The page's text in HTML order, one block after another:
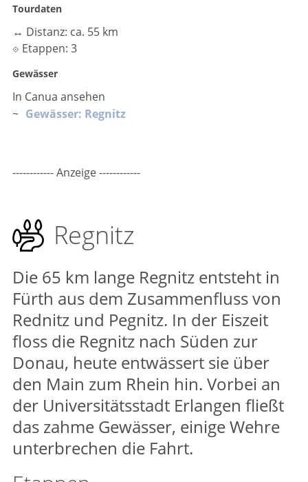
Tourdaten
↔ Distanz: ca. 55 km
⟐ Etappen: 3
Gewässer
In Canua ansehen
~ Gewässer: Regnitz
------------ Anzeige ------------
Regnitz
Die 65 km lange Regnitz entsteht in
Fürth aus dem Zusammenfluss von
Rednitz und Pegnitz. In der Eiszeit
floss die Regnitz nach Süden zur
Donau, heute entwässert sie über
den Main zum Rhein hin. Vorbei an
der Universitätsstadt Erlangen fließt
das zahme Gewässer, einige Wehre
unterbrechen die Fahrt.